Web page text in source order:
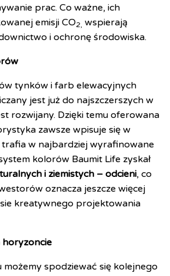
prac. Co ważne, ich
emisji CO2, wspierają
i ochronę środowiska.
tynków i farb elewacyjnych
jest już do najszczerszych w
rozwijany. Dzięki temu oferowana
zawsze wpisuje się w
w najbardziej wyrafinowane
kolorów Baumit Life zyskał
i ziemistych – odcieni, co
oznacza jeszcze więcej
kreatywnego projektowania
horyzoncie
możemy spodziewać się kolejnego